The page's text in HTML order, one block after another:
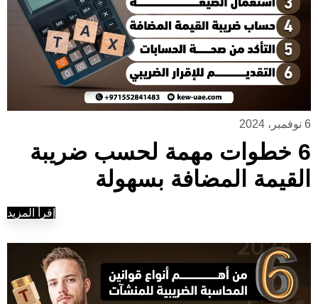
6 نوفمبر، 2024
6 خطوات مهمة لحسب ضريبة
القيمة المضافة بسهولة
إقرأ المزيد